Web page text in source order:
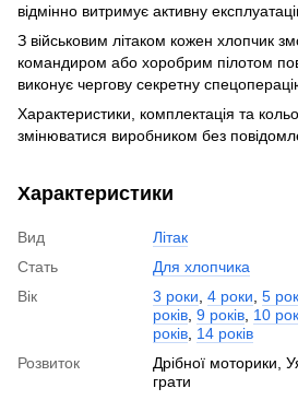
відмінно витримує активну
З військовим літаком кожен хлопчик
командиром або хоробрим пілотом
виконує чергову секретну
Характеристики, комплектація та
змінюватися виробником без
Характеристики
Вид
Літак
Стать
Для хлопчика
Вік
3 роки 4 роки 5
років 9 років 10
років 14 років
Розвиток
Дрібної моторики,
грати